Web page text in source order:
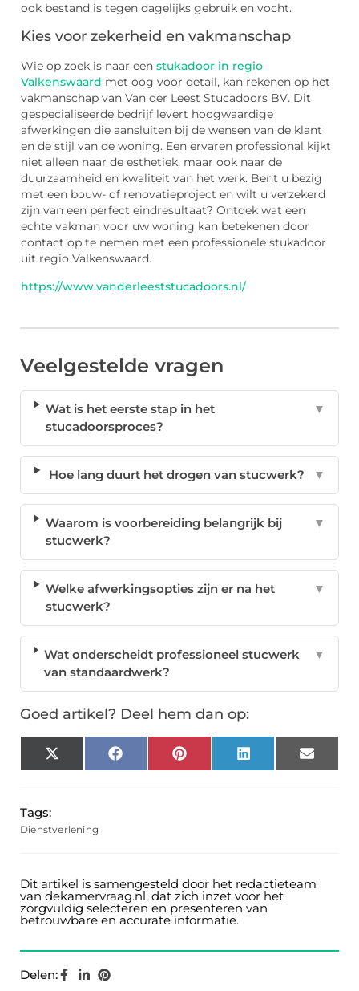
ook bestand is tegen dagelijks gebruik en vocht.
Kies voor zekerheid en vakmanschap
Wie op zoek is naar een stukadoor in regio
Valkenswaard met oog voor detail, kan rekenen op het
vakmanschap van Van der Leest Stucadoors BV. Dit
gespecialiseerde bedrijf levert hoogwaardige
afwerkingen die aansluiten bij de wensen van de klant
en de stijl van de woning. Een ervaren professional kijkt
niet alleen naar de esthetiek, maar ook naar de
duurzaamheid en kwaliteit van het werk. Bent u bezig
met een bouw- of renovatieproject en wilt u verzekerd
zijn van een perfect eindresultaat? Ontdek wat een
echte vakman voor uw woning kan betekenen door
contact op te nemen met een professionele stukadoor
uit regio Valkenswaard.
https://www.vanderleeststucadoors.nl/
Veelgestelde vragen
Wat is het eerste stap in het
stucadoorsproces?
▼
Hoe lang duurt het drogen van stucwerk? ▼
Waarom is voorbereiding belangrijk bij
stucwerk?
▼
Welke afwerkingsopties zijn er na het
stucwerk?
▼
Wat onderscheidt professioneel stucwerk
van standaardwerk?
▼
Goed artikel? Deel hem dan op:
X
(Twitter)
FacebookPinterest LinkedIn Email
Tags:
Dienstverlening
Dit artikel is samengesteld door het redactieteam
van dekamervraag.nl, dat zich inzet voor het
zorgvuldig selecteren en presenteren van
betrouwbare en accurate informatie.
Delen: